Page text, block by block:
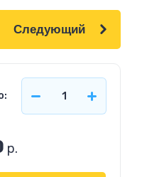
Следующий
р.